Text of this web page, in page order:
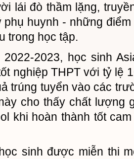
lái đò thầm lặng,
phụ huynh - những
trong học tập.
2023, học sinh
nghiệp THPT với tỷ lệ
trúng tuyển vào các
cho thấy chất lượng
khi hoàn thành tốt
sinh được miễn thi